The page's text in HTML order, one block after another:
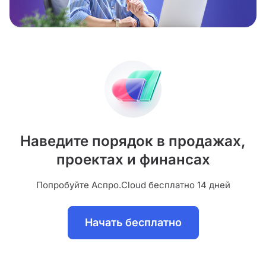
Наведите порядок в продажах,
проектах и финансах
Попробуйте Аспро.Cloud бесплатно 14 дней
Начать бесплатно